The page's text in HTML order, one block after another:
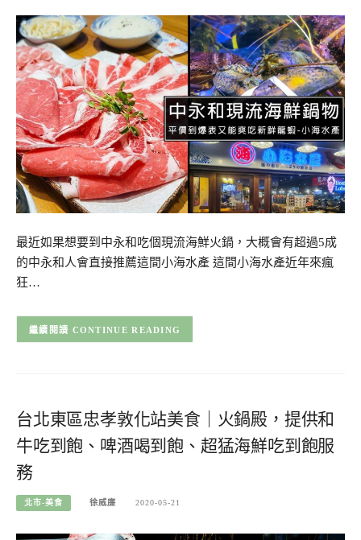
最近如果想要到中永和吃個現流海鮮火鍋，大概會有超過5成
的中永和人會直接推薦這間小海水產 這間小海水產近年來瘋
狂…
CONTINUE READING
台北東區忠孝敦化站美食｜火鍋殿，提供和
牛吃到飽、啤酒喝到飽、超猛海鮮吃到飽服
務
北市-美食 徐威廉 2020-05-21